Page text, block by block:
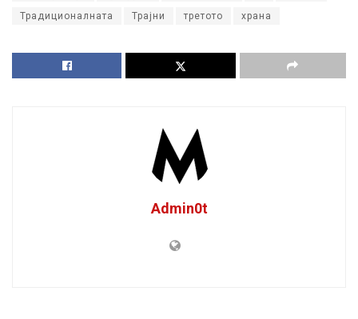
Традиционалната Трајни третото храна
Admin0t